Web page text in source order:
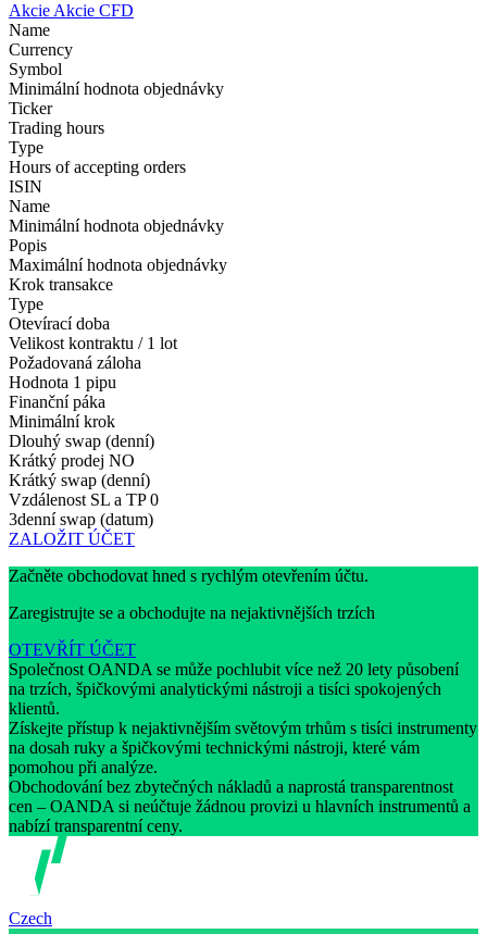
Akcie Akcie CFD
Name
Currency
Symbol
Minimální hodnota objednávky
Ticker
Trading hours
Type
Hours of accepting orders
ISIN
Name
Minimální hodnota objednávky
Popis
Maximální hodnota objednávky
Krok transakce
Type
Otevírací doba
Velikost kontraktu / 1 lot
Požadovaná záloha
Hodnota 1 pipu
Finanční páka
Minimální krok
Dlouhý swap (denní)
Krátký prodej NO
Krátký swap (denní)
Vzdálenost SL a TP 0
3denní swap (datum)
ZALOŽIT ÚČET
Začněte obchodovat hned s rychlým otevřením účtu.
Zaregistrujte se a obchodujte na nejaktivnějších trzích
OTEVŘÍT ÚČET
Společnost OANDA se může pochlubit více než 20 lety působení
na trzích, špičkovými analytickými nástroji a tisíci spokojených
klientů.
Získejte přístup k nejaktivnějším světovým trhům s tisíci instrumenty
na dosah ruky a špičkovými technickými nástroji, které vám
pomohou při analýze.
Obchodování bez zbytečných nákladů a naprostá transparentnost
cen – OANDA si neúčtuje žádnou provizi u hlavních instrumentů a
nabízí transparentní ceny.
Czech